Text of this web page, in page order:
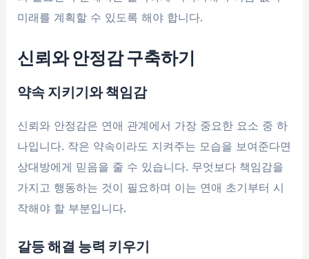
미래를 계획할 수 있도록 해야 합니다.
신뢰와 안정감 구축하기
약속 지키기와 책임감
신뢰와 안정감은 연애 관계에서 가장 중요한 요소 중 하
나입니다. 작은 약속이라도 지켜주는 모습을 보여준다면
상대방에게 믿음을 줄 수 있습니다. 무엇보다 책임감을
가지고 행동하는 것이 필요하며 이는 연애 초기부터 시
작해야 할 부분입니다.
갈등 해결 능력 키우기